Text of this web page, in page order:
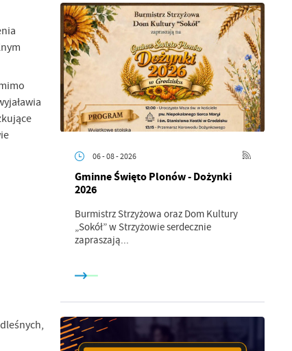
06 - 08 - 2026
Gminne Święto Plonów - Dożynki
2026
Burmistrz Strzyżowa oraz Dom Kultury
„Sokół” w Strzyżowie serdecznie
zapraszają...